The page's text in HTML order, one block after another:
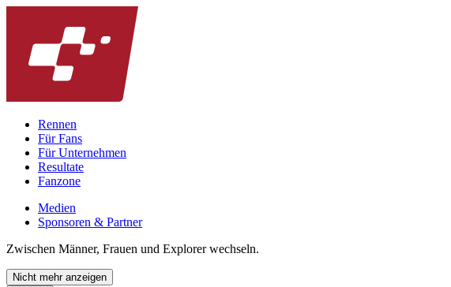
Rennen
Für Fans
Für Unternehmen
Resultate
Fanzone
Medien
Sponsoren & Partner
Zwischen Männer, Frauen und Explorer wechseln.
Nicht mehr anzeigen